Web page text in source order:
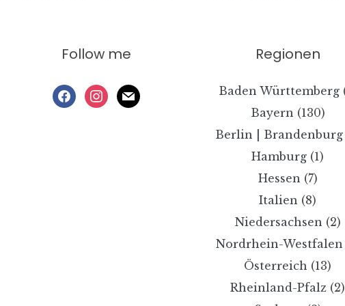
Follow me
facebookinstagram
mail
Regionen
Baden Württemberg
Bayern (130)
Berlin | Brandenburg
Hamburg (1)
Hessen (7)
Italien (8)
Niedersachsen (2)
Nordrhein-Westfalen
Österreich (13)
Rheinland-Pfalz (2)